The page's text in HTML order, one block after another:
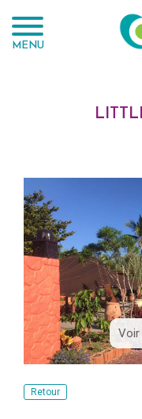
MENU
Retour